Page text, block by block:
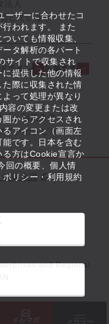
ーザーに合わせたコ
われます。 また
いても情報収集、
タ解析の各パート
サイトで収集され
提供した他の情報
際に収集された情
って処理が異なり
容の変更または改
からアクセスされ
アイコン（画面左
です。日本を含む
る方はCookie宣言か
回の概要、個人情
リシー・利用規約
メルマガ
しています
ライン
起業支援
イト利用条件
アクセシビリティ
情報保護
and Regional